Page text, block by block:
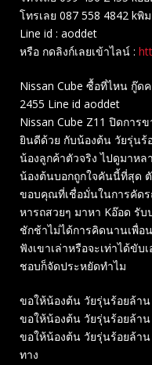
โทรเลย 087 558 4842 kพิม
Line id : aoddet
หรือ กดลิงก์เลยเข้าไลน์ :
Nissan Cube ซื้อที่ไหน กู๊ด
2455 Line id aoddet
Nissan Cube Z11 ปิดการ
ยินดีด้วย กับน้องต้น วัยรุ่นร้
น้องลูกค้าตัวจริง ไปดูมาห
น้องต้นบอกถูกใจคันนี้ที่สุด
ขอบคุณที่เชื่อมั่นในการคัดร
หารถสวยๆ มาหา Kอ๊อด รับ
ชักช้าไม่ได้การคิดนานเพื่อ
ฟังเขาเล่าหรือจะเท่าได้ขับเ
ชอบก็จัดประหยัดทำไม
ขอให้น้องต้น วัยรุ่นร้อยล้า
ขอให้น้องต้น วัยรุ่นร้อยล้า
ขอให้น้องต้น วัยรุ่นร้อยล้า
ทาง